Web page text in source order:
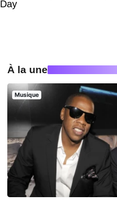
Day
À la une
Musique